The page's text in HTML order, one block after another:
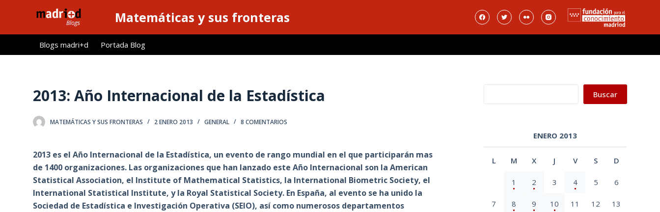
l
Matemáticas y sus fronteras
Blogs madri+d Portada Blog
2013: Año Internacional de la Estadística
MATEMÁTICAS Y SUS FRONTERAS 2 ENERO 2013 GENERAL 8 COMENTARIOS
2013 es el Año Internacional de la Estadística, un evento de rango mundial en el que participarán mas
de 1400 organizaciones. Las organizaciones que han lanzado este Año Internacional son la American
Statistical Association, el Institute of Mathematical Statistics, la International Biometric Society, el
International Statistical Institute, y la Royal Statistical Society. En España, al evento se ha unido la
Sociedad de Estadística e Investigación Operativa (SEIO), así como numerosos departamentos
Buscar
ENERO 2013
L M X J V S D
1 2 3 4 5 6
7 8 9 10 11 12 13